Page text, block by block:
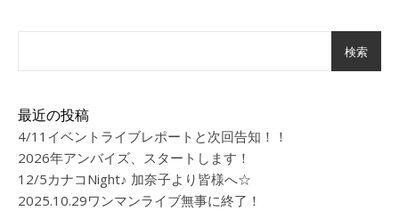
検索
最近の投稿
4/11イベントライブレポートと次回告知！！
2026年アンバイズ、スタートします！
12/5カナコNight♪ 加奈子より皆様へ☆
2025.10.29ワンマンライブ無事に終了！